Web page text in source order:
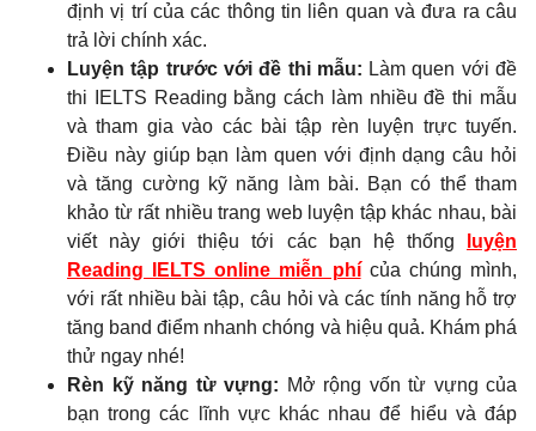
định vị trí của các thông tin liên quan và đưa ra câu
trả lời chính xác.
Luyện tập trước với đề thi mẫu: Làm quen với đề
thi IELTS Reading bằng cách làm nhiều đề thi mẫu
và tham gia vào các bài tập rèn luyện trực tuyến.
Điều này giúp bạn làm quen với định dạng câu hỏi
và tăng cường kỹ năng làm bài. Bạn có thể tham
khảo từ rất nhiều trang web luyện tập khác nhau, bài
viết này giới thiệu tới các bạn hệ thống
luyện
Reading IELTS online miễn phícủa chúng mình,
với rất nhiều bài tập, câu hỏi và các tính năng hỗ trợ
tăng band điểm nhanh chóng và hiệu quả. Khám phá
thử ngay nhé!
Rèn kỹ năng từ vựng: Mở rộng vốn từ vựng của
bạn trong các lĩnh vực khác nhau để hiểu và đáp